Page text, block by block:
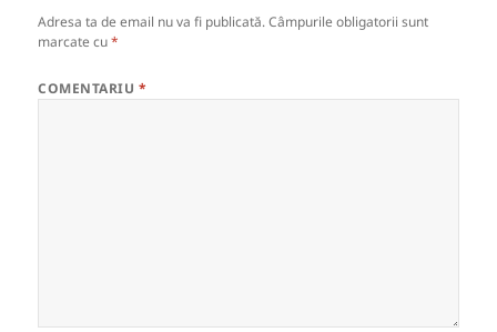
Adresa ta de email nu va fi publicată. Câmpurile obligatorii sunt
marcate cu*
COMENTARIU *